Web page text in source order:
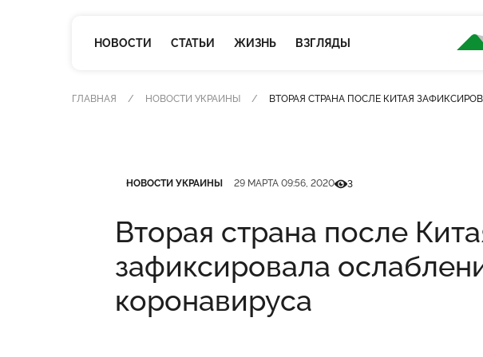
НОВОСТИ СТАТЬИ ЖИЗНЬ ВЗГЛЯДЫ
ГЛАВНАЯ НОВОСТИ УКРАИНЫ ВТОРАЯ СТРАНА ПОСЛЕ КИТАЯ
НОВОСТИ УКРАИНЫ 29 МАРТА 09:56, 2020Кількість переглядів
3
Вторая страна после
зафиксировала
коронавируса